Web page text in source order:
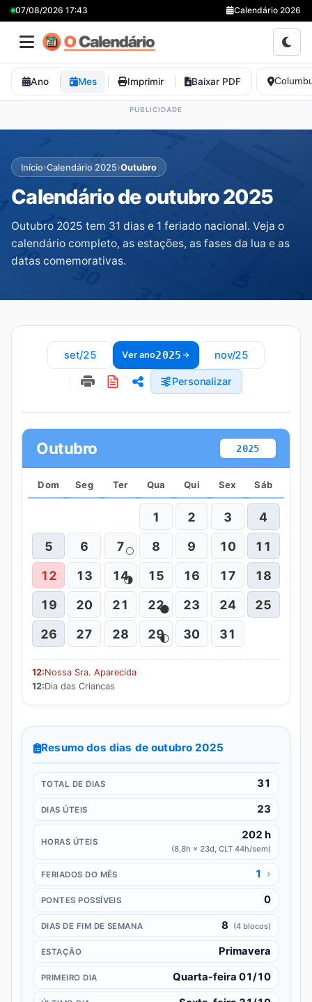
07/08/2026 17:43 Calendário 2026
Ano Mes Imprimir Baixar PDF
Início›Calendário 2025›Outubro
Calendário de outubro 2025
Outubro 2025 tem 31 dias e 1 feriado nacional. Veja o
calendário completo, as estações, as fases da lua e as
datas comemorativas.
set/25 Ver ano2025 nov/25
Personalizar
Outubro 2025
Dom Seg Ter Qua Qui Sex Sáb
1 2 3
4
5
6 7🌕 8 9 10
11
12
13 14🌗 15 16 17
18
19
20 21 22🌑 23 24
25
26
27 28 29🌓 30 31
12:Nossa Sra. Aparecida
12:Dia das Criancas
Resumo dos dias de outubro 2025
TOTAL DE DIAS 31
DIAS ÚTEIS 23
HORAS ÚTEIS
202 h
(8,8h × 23d, CLT 44h/sem)
FERIADOS DO MÊS 1 ›
PONTES POSSÍVEIS 0
DIAS DE FIM DE SEMANA 8 (4 blocos)
ESTAÇÃO Primavera
PRIMEIRO DIA Quarta-feira 01/10